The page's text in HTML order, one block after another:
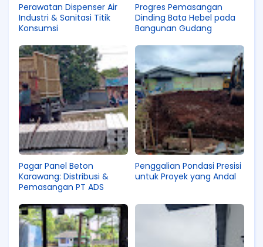
Perawatan Dispenser Air
Industri & Sanitasi Titik
Konsumsi
Progres Pemasangan
Dinding Bata Hebel pada
Bangunan Gudang
Pagar Panel Beton
Karawang: Distribusi &
Pemasangan PT ADS
Penggalian Pondasi Presisi
untuk Proyek yang Andal